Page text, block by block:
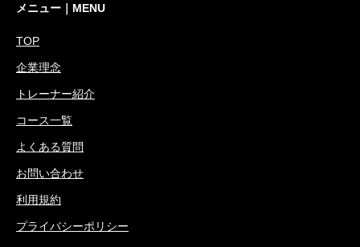
メニュー｜MENU
TOP
企業理念
トレーナー紹介
コース一覧
よくある質問
お問い合わせ
利用規約
プライバシーポリシー